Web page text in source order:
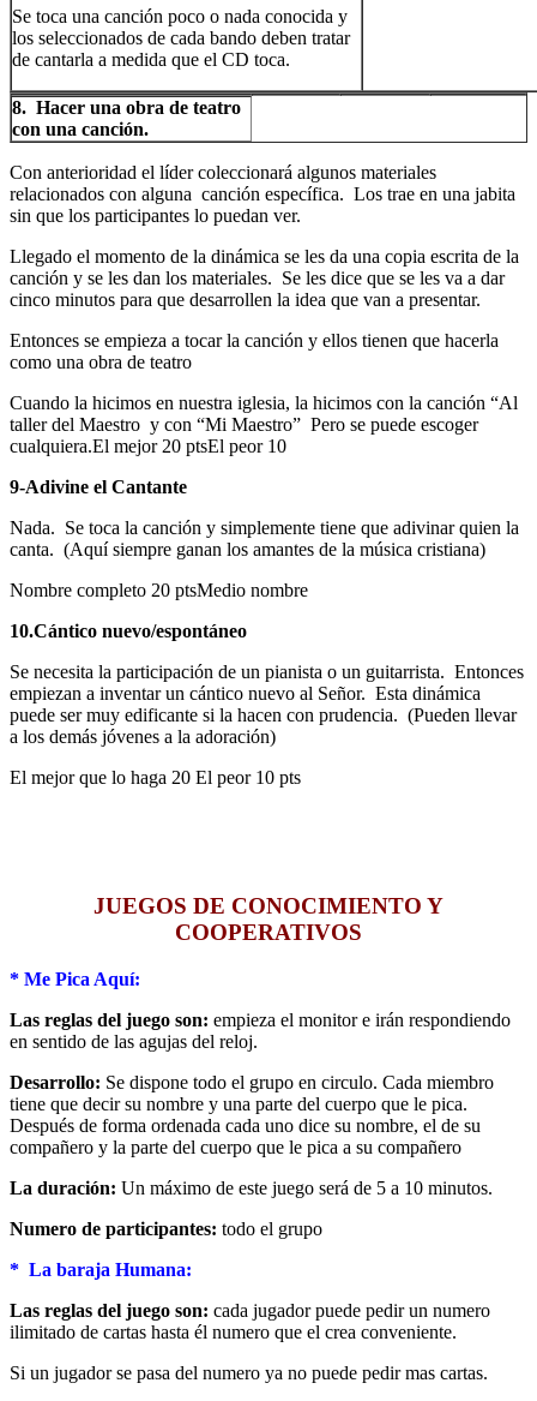
Se toca una canción poco o nada conocida y
los seleccionados de cada bando deben tratar
de cantarla a medida que el CD toca.
8. Hacer una obra de teatro
con una canción.
Con anterioridad el líder coleccionará algunos materiales
relacionados con alguna canción específica. Los trae en una jabita
sin que los participantes lo puedan ver.
Llegado el momento de la dinámica se les da una copia escrita de la
canción y se les dan los materiales. Se les dice que se les va a dar
cinco minutos para que desarrollen la idea que van a presentar.
Entonces se empieza a tocar la canción y ellos tienen que hacerla
como una obra de teatro
Cuando la hicimos en nuestra iglesia, la hicimos con la canción “Al
taller del Maestro y con “Mi Maestro” Pero se puede escoger
cualquiera.El mejor 20 ptsEl peor 10
9-Adivine el Cantante
Nada. Se toca la canción y simplemente tiene que adivinar quien la
canta. (Aquí siempre ganan los amantes de la música cristiana)
Nombre completo 20 ptsMedio nombre
10.Cántico nuevo/espontáneo
Se necesita la participación de un pianista o un guitarrista. Entonces
empiezan a inventar un cántico nuevo al Señor. Esta dinámica
puede ser muy edificante si la hacen con prudencia. (Pueden llevar
a los demás jóvenes a la adoración)
El mejor que lo haga 20 El peor 10 pts
JUEGOS DE CONOCIMIENTO Y
COOPERATIVOS
* Me Pica Aquí:
Las reglas del juego son: empieza el monitor e irán respondiendo
en sentido de las agujas del reloj.
Desarrollo: Se dispone todo el grupo en circulo. Cada miembro
tiene que decir su nombre y una parte del cuerpo que le pica.
Después de forma ordenada cada uno dice su nombre, el de su
compañero y la parte del cuerpo que le pica a su compañero
La duración: Un máximo de este juego será de 5 a 10 minutos.
Numero de participantes: todo el grupo
* La baraja Humana:
Las reglas del juego son: cada jugador puede pedir un numero
ilimitado de cartas hasta él numero que el crea conveniente.
Si un jugador se pasa del numero ya no puede pedir mas cartas.